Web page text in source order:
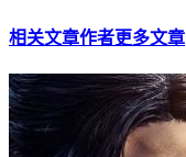
相关文章作者更多文章